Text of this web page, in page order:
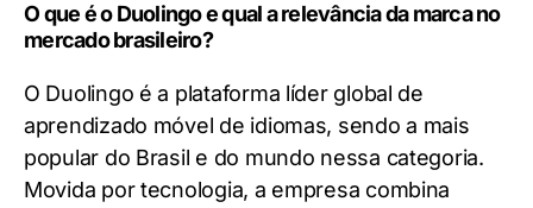
O que é o Duolingo e qual a relevância da marca no
mercado brasileiro?
O Duolingo é a plataforma líder global de
aprendizado móvel de idiomas, sendo a mais
popular do Brasil e do mundo nessa categoria.
Movida por tecnologia, a empresa combina